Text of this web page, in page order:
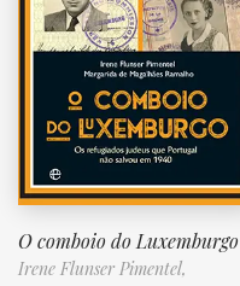
O comboio do Luxemburgo
Irene Flunser Pimentel,